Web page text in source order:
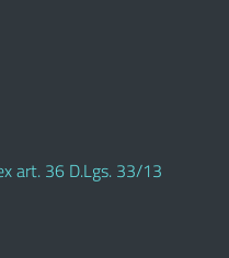
art. 36 D.Lgs. 33/13